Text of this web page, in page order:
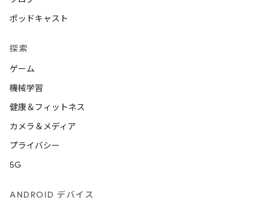
ポッドキャスト
探索
ゲーム
機械学習
健康＆フィットネス
カメラ＆メディア
プライバシー
5G
ANDROID デバイス